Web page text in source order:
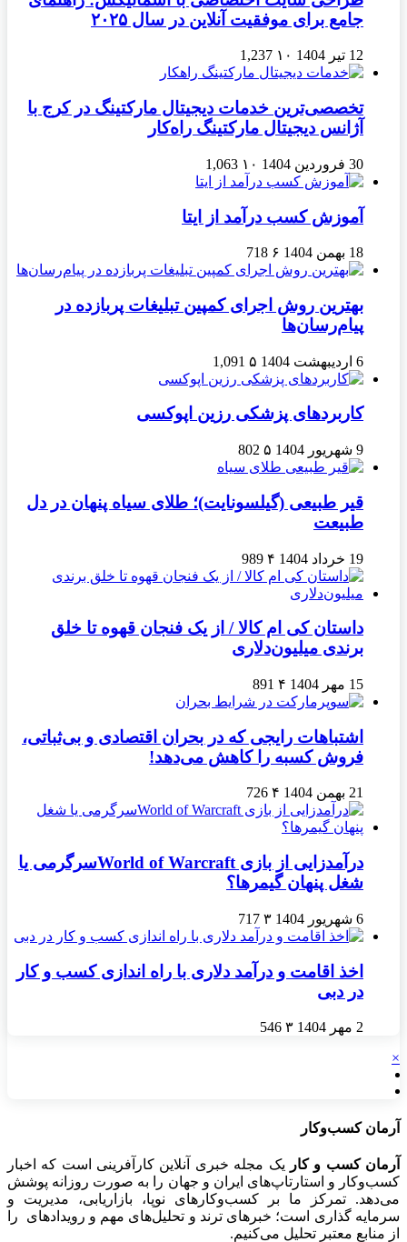
جامع برای موفقیت آنلاین در سال ۲۰۲۵
12 تیر 1404 ۱۰ 1,237
تخصصی‌ترین خدمات دیجیتال مارکتینگ در کرج با
آژانس دیجیتال مارکتینگ راه‌کار
30 فروردین 1404 ۱۰ 1,063
آموزش کسب درآمد از ایتا
18 بهمن 1404 ۶ 718
بهترین روش اجرای کمپین تبلیغات پربازده در
پیام‌رسان‌ها
6 اردیبهشت 1404 ۵ 1,091
کاربردهای پزشکی رزین اپوکسی
9 شهریور 1404 ۵ 802
قیر طبیعی (گیلسونایت)؛ طلای سیاه پنهان در دل
طبیعت
19 خرداد 1404 ۴ 989
داستان کی ام کالا / از یک فنجان قهوه تا خلق
برندی میلیون‌دلاری
15 مهر 1404 ۴ 891
اشتباهات رایجی که در بحران اقتصادی و بی‌ثباتی،
فروش کسبه را کاهش می‌دهد!
21 بهمن 1404 ۴ 726
درآمدزایی از بازی World of Warcraftسرگرمی یا
شغل پنهان گیمرها؟
6 شهریور 1404 ۳ 717
اخذ اقامت و درآمد دلاری با راه اندازی کسب و کار
در دبی
2 مهر 1404 ۳ 546
×
آرمان کسب‌وکار
آرمان کسب و کار
یک مجله خبری آنلاین کارآفرینی است که اخبار
کسب‌وکار و استارتاپ‌های ایران و جهان را به صورت روزانه پوشش
می‌دهد. تمرکز ما بر کسب‌وکارهای نوپا، بازاریابی، مدیریت و
سرمایه گذاری است؛ خبرهای ترند و تحلیل‌های مهم و رویدادهای را
از منابع معتبر تحلیل می‌کنیم.